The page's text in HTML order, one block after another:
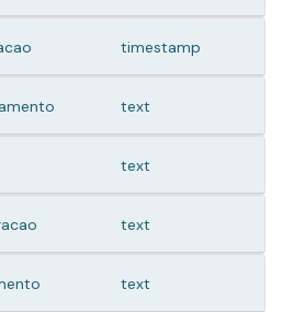
timestamp
text
text
text
text